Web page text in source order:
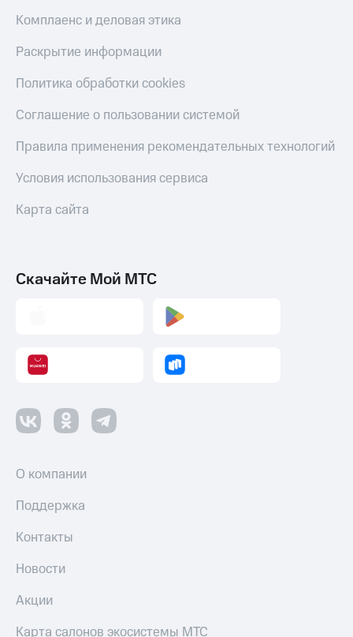
Комплаенс и деловая этика
Раскрытие информации
Политика обработки cookies
Соглашение о пользовании системой
Правила применения рекомендательных технологий
Условия использования сервиса
Карта сайта
Скачайте Мой МТС
О компании
Поддержка
Контакты
Новости
Акции
Карта салонов экосистемы МТС